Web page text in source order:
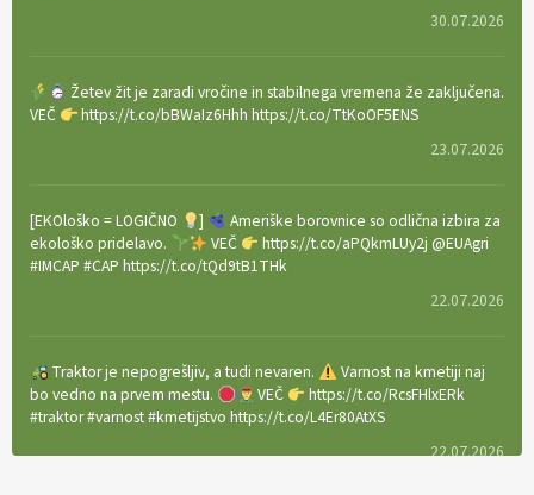
30.07.2026
Žetev žit je zaradi vročine in stabilnega vremena že zaključena.
VEČ
https://t.co/bBWaIz6Hhh https://t.co/TtKoOF5ENS
23.07.2026
[EKOloško = LOGIČNO ]
Ameriške borovnice so odlična izbira za
ekološko pridelavo.
VEČ
https://t.co/aPQkmLUy2j @EUAgri
#IMCAP #CAP https://t.co/tQd9tB1THk
22.07.2026
Traktor je nepogrešljiv, a tudi nevaren.
Varnost na kmetiji naj
bo vedno na prvem mestu.
VEČ
https://t.co/RcsFHlxERk
#traktor #varnost #kmetijstvo https://t.co/L4Er80AtXS
22.07.2026